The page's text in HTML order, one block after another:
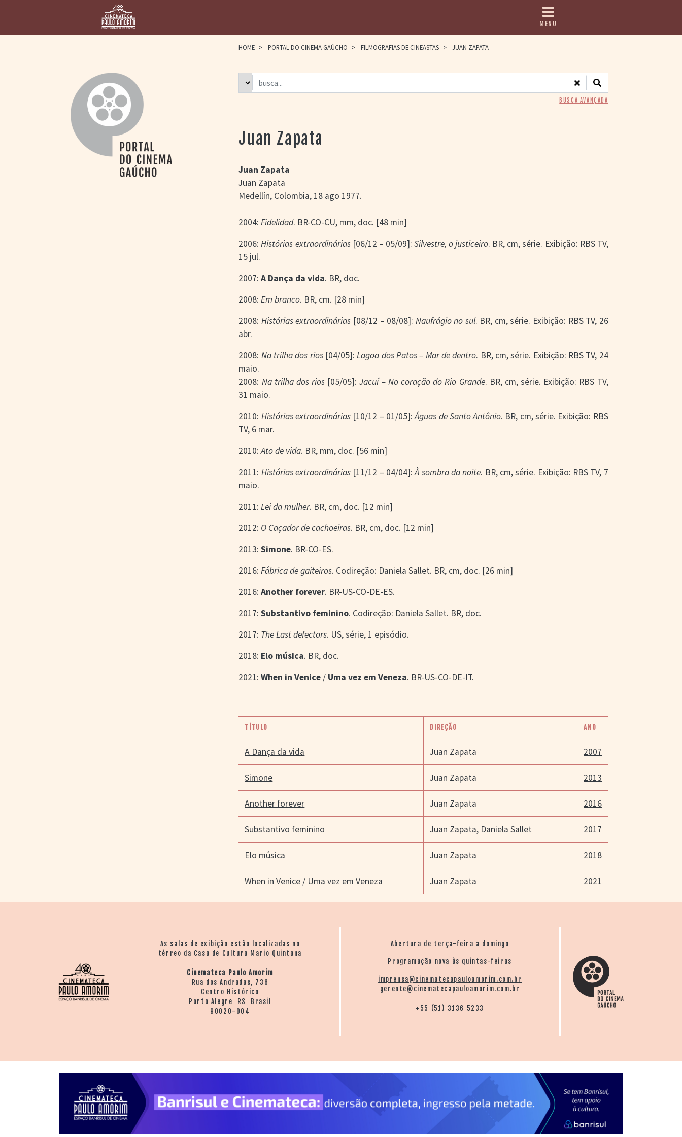
PAULO AMORIM
> HOMENAGEADOS
> ASSOCIAÇÃO DOS
> BIBLIOTECA
ROMEU GRIMALDI
MENU
HOME > PORTAL DO CINEMA GAÚCHO > FILMOGRAFIAS DE CINEASTAS > JUAN ZAPATA
BUSCA AVANÇADA
Juan Zapata
Juan Zapata
Juan Zapata
Medellín, Colombia, 18 ago 1977.
2004:Fidelidad. BR-CO-CU, mm, doc. [48 min]
2006:Histórias extraordinárias[06/12 – 05/09]: Silvestre, o justiceiro. BR, cm, série. Exibição: RBS TV,
15 jul.
2007:A Dança da vida. BR, doc.
2008:Em branco. BR, cm. [28 min]
2008: Histórias extraordinárias [08/12 – 08/08]: Naufrágio no sul. BR, cm, série. Exibição: RBS TV, 26
abr.
2008: Na trilha dos rios[04/05]:Lagoa dos Patos – Mar de dentro. BR, cm, série. Exibição: RBS TV, 24
maio.
2008: Na trilha dos rios [05/05]:Jacuí – No coração do Rio Grande. BR, cm, série. Exibição: RBS TV,
31 maio.
2010: Histórias extraordinárias[10/12 – 01/05]:Águas de Santo Antônio. BR, cm, série. Exibição: RBS
TV, 6 mar.
2010:Ato de vida. BR, mm, doc. [56 min]
2011: Histórias extraordinárias [11/12 – 04/04]:À sombra da noite. BR, cm, série. Exibição: RBS TV, 7
maio.
2011:Lei da mulher. BR, cm, doc. [12 min]
2012: O Caçador de cachoeiras. BR, cm, doc. [12 min]
2013:Simone. BR-CO-ES.
2016:Fábrica de gaiteiros. Codireção: Daniela Sallet. BR, cm, doc. [26 min]
2016:Another forever. BR-US-CO-DE-ES.
2017:Substantivo feminino. Codireção: Daniela Sallet. BR, doc.
2017: The Last defectors. US, série, 1 episódio.
2018: Elo música. BR, doc.
2021:When in Venice / Uma vez em Veneza. BR-US-CO-DE-IT.
TÍTULO DIREÇÃO ANO
A Dança da vida Juan Zapata 2007
Simone Juan Zapata 2013
Another forever Juan Zapata 2016
Substantivo feminino Juan Zapata, Daniela Sallet 2017
Elo música Juan Zapata 2018
When in Venice / Uma vez em Veneza Juan Zapata 2021
As salas de exibição estão localizadas no
térreo da Casa de Cultura Mario Quintana
Cinemateca Paulo Amorim
Rua dos Andradas, 736
Centro Histórico
Porto Alegre RS Brasil
90020-004
Abertura de terça-feira a domingo
Programação nova às quintas-feiras
imprensa@cinematecapauloamorim.com.br
gerente@cinematecapauloamorim.com.br
+55 (51) 3136 5233